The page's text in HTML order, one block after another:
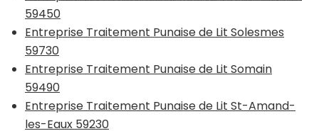
59450
Entreprise Traitement Punaise de Lit Solesmes
59730
Entreprise Traitement Punaise de Lit Somain
59490
Entreprise Traitement Punaise de Lit St-Amand-
les-Eaux 59230